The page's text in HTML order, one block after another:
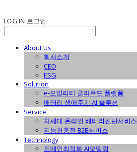
LOG IN 로그인
About Us
회사소개
CEO
ESG
Solution
e-모빌리티 클라우드 플랫폼
배터리 생애주기 AI 솔루션
Service
차세대 온라인 배터리진단서비스
지능형충전 B2B서비스
Technology
도메인최적화 AI모델링